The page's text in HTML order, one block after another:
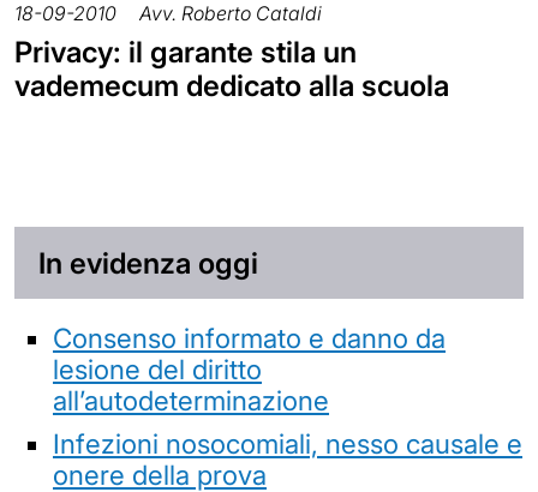
18-09-2010 Avv. Roberto Cataldi
Privacy: il garante stila un
vademecum dedicato alla scuola
In evidenza oggi
Consenso informato e danno da
lesione del diritto
all’autodeterminazione
Infezioni nosocomiali, nesso causale e
onere della prova